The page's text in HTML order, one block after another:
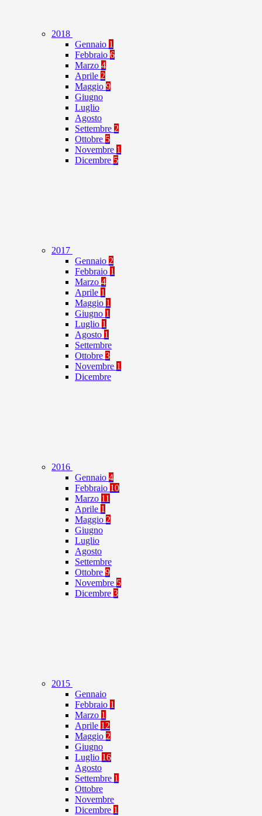
2018
Gennaio 1
Febbraio 6
Marzo 4
Aprile 2
Maggio 9
Giugno
Luglio
Agosto
Settembre 2
Ottobre 5
Novembre 1
Dicembre 5
2017
Gennaio 2
Febbraio 1
Marzo 4
Aprile 1
Maggio 1
Giugno 1
Luglio 1
Agosto 1
Settembre
Ottobre 3
Novembre 1
Dicembre
2016
Gennaio 4
Febbraio 10
Marzo 11
Aprile 1
Maggio 2
Giugno
Luglio
Agosto
Settembre
Ottobre 9
Novembre 5
Dicembre 3
2015
Gennaio
Febbraio 1
Marzo 1
Aprile 12
Maggio 2
Giugno
Luglio 16
Agosto
Settembre 1
Ottobre
Novembre
Dicembre 1